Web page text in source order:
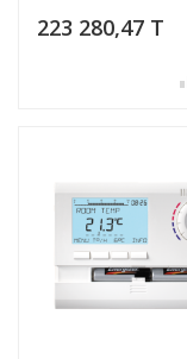
223 280,47 T